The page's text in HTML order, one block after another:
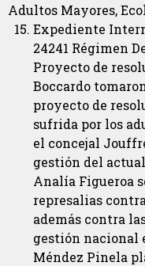
Adultos Mayores,
Expediente
24241 Régimen
Proyecto de
Boccardo
proyecto de
sufrida por los
el concejal
gestión del
Analía Figueroa
represalias
además contra
gestión nacional
Méndez Pinela